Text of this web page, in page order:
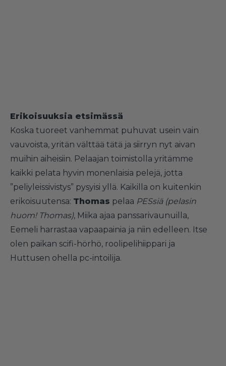
Erikoisuuksia etsimässä
Koska tuoreet vanhemmat puhuvat usein vain
vauvoista, yritän välttää tätä ja siirryn nyt aivan
muihin aiheisiin. Pelaajan toimistolla yritämme
kaikki pelata hyvin monenlaisia pelejä, jotta
”peliyleissivistys” pysyisi yllä. Kaikilla on kuitenkin
erikoisuutensa: Thomas pelaa PESsiä (pelasin
huom! Thomas), Miika ajaa panssarivaunuilla,
Eemeli harrastaa vapaapainia ja niin edelleen. Itse
olen paikan scifi-hörhö, roolipelihiippari ja
Huttusen ohella pc-intoilija.